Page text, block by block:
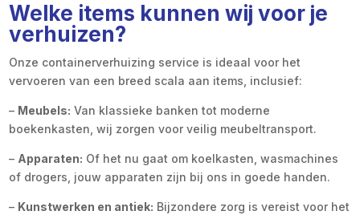
Welke items kunnen wij voor je
verhuizen?
Onze containerverhuizing service is ideaal voor het
vervoeren van een breed scala aan items, inclusief:
– Meubels: Van klassieke banken tot moderne
boekenkasten, wij zorgen voor veilig meubeltransport.
– Apparaten: Of het nu gaat om koelkasten, wasmachines
of drogers, jouw apparaten zijn bij ons in goede handen.
– Kunstwerken en antiek: Bijzondere zorg is vereist voor het